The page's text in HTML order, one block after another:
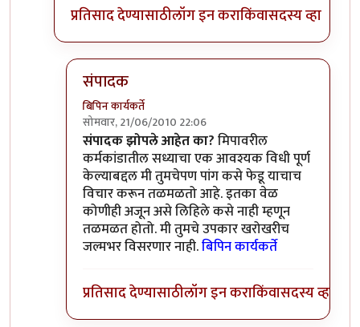
प्रतिसाद देण्यासाठीलॉग इन कराकिंवासदस्य व्हा
संपादक
बिपिन कार्यकर्ते
सोमवार, 21/06/2010 22:06
In reply toनिषेधbyनितिन थत्ते
संपादक झोपले आहेत का?मिपावरील
कर्मकांडातील सध्याचा एक आवश्यक विधी पूर्ण
केल्याबद्दल मी तुमचेपण पांग कसे फेडू याचाच
विचार करून तळमळतो आहे. इतका वेळ
कोणीही अजून असे लिहिले कसे नाही म्हणून
तळमळत होतो. मी तुमचे उपकार खरोखरीच
जल्मभर विसरणार नाही.बिपिन कार्यकर्ते
प्रतिसाद देण्यासाठीलॉग इन कराकिंवासदस्य व्हा